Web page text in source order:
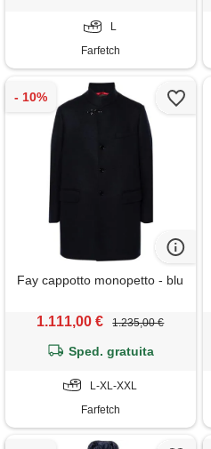
L
Farfetch
Fay cappotto monopetto - blu
1.111,00 € 1.235,00 €
Sped. gratuita
L-XL-XXL
Farfetch